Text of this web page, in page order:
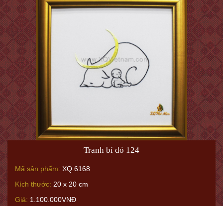
Tranh bí đỏ 124
Mã sản phẩm: XQ.6168
Kích thước: 20 x 20 cm
Giá: 1.100.000VNĐ